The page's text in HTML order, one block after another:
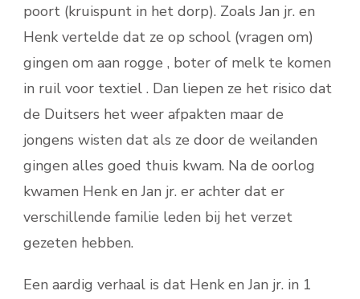
poort (kruispunt in het dorp). Zoals Jan jr. en
Henk vertelde dat ze op school (vragen om)
gingen om aan rogge , boter of melk te komen
in ruil voor textiel . Dan liepen ze het risico dat
de Duitsers het weer afpakten maar de
jongens wisten dat als ze door de weilanden
gingen alles goed thuis kwam. Na de oorlog
kwamen Henk en Jan jr. er achter dat er
verschillende familie leden bij het verzet
gezeten hebben.
Een aardig verhaal is dat Henk en Jan jr. in 1